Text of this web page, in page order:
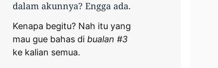
dalam akunnya? Engga ada.
Kenapa begitu? Nah itu yang
mau gue bahas di bualan #3
ke kalian semua.